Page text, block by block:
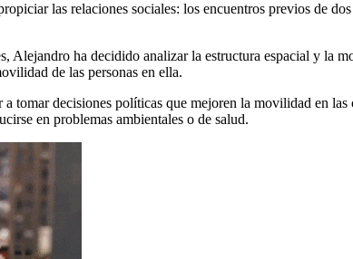
las relaciones sociales: los encuentros previos de
Alejandro ha decidido analizar la estructura espacial y la
de las personas en ella.
tomar decisiones políticas que mejoren la movilidad en
en problemas ambientales o de salud.